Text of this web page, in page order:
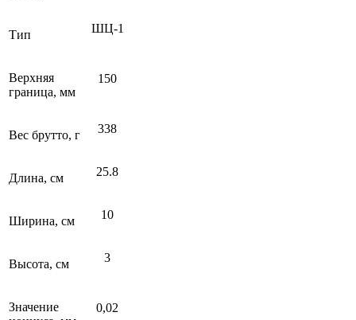
Тип ШЦ-1
Верхняя
граница, мм
150
Вес брутто, г 338
Длина, см 25.8
Ширина, см 10
Высота, см 3
Значение
0,02